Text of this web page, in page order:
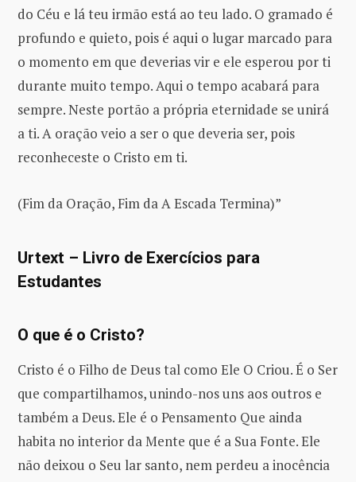
do Céu e lá teu irmão está ao teu lado. O gramado é
profundo e quieto, pois é aqui o lugar marcado para
o momento em que deverias vir e ele esperou por ti
durante muito tempo. Aqui o tempo acabará para
sempre. Neste portão a própria eternidade se unirá
a ti. A oração veio a ser o que deveria ser, pois
reconheceste o Cristo em ti.
(Fim da Oração, Fim da A Escada Termina)”
Urtext – Livro de Exercícios para
Estudantes
O que é o Cristo?
Cristo é o Filho de Deus tal como Ele O Criou. É o Ser
que compartilhamos, unindo-nos uns aos outros e
também a Deus. Ele é o Pensamento Que ainda
habita no interior da Mente que é a Sua Fonte. Ele
não deixou o Seu lar santo, nem perdeu a inocência